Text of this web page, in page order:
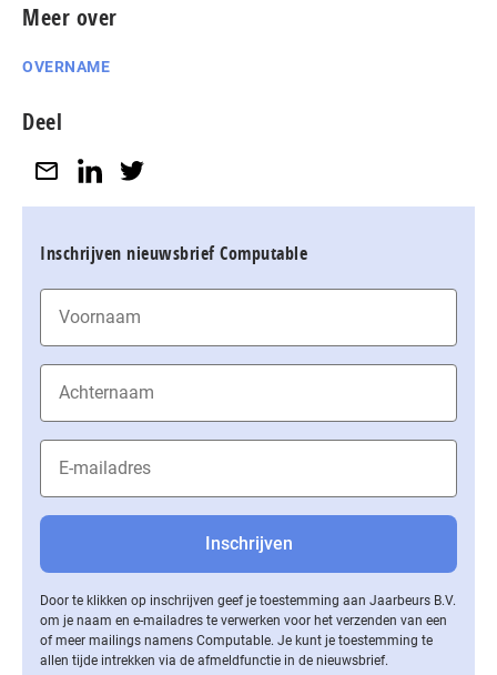
Meer over
OVERNAME
Deel
Inschrijven nieuwsbrief Computable
Door te klikken op inschrijven geef je toestemming aan Jaarbeurs B.V.
om je naam en e-mailadres te verwerken voor het verzenden van een
of meer mailings namens Computable. Je kunt je toestemming te
allen tijde intrekken via de af­meld­func­tie in de nieuwsbrief.